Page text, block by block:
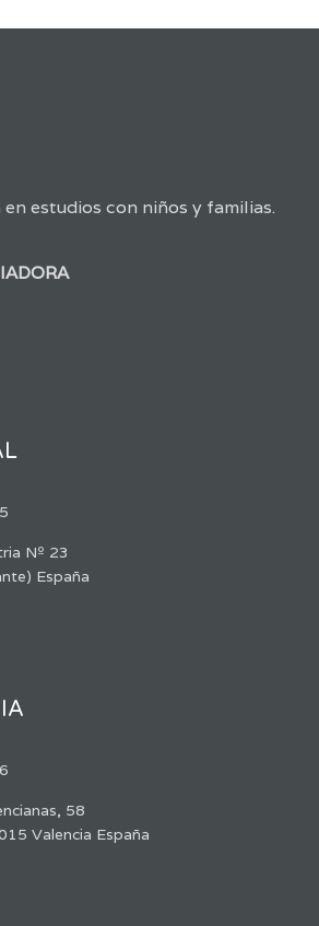
estudios con niños y familias.
Nº 23
España
58
Valencia España